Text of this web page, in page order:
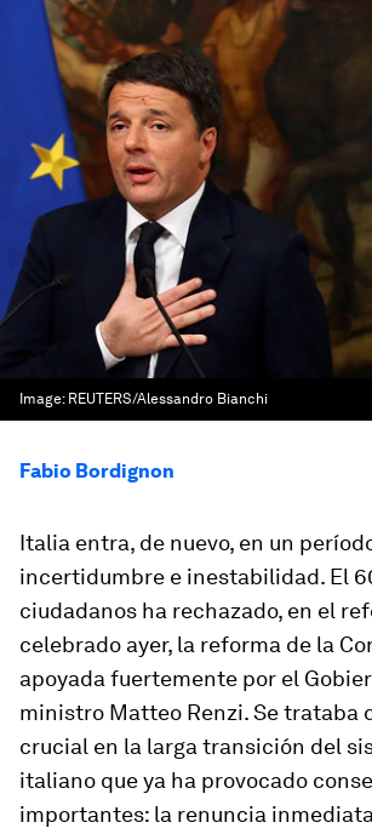
Image: REUTERS/Alessandro Bianchi
Fabio Bordignon
Italia entra, de nuevo, en un
incertidumbre e inestabilidad. El
ciudadanos ha rechazado, en el
celebrado ayer, la reforma de la
apoyada fuertemente por el
ministro Matteo Renzi. Se trataba
crucial en la larga transición del
italiano que ya ha provocado
importantes: la renuncia